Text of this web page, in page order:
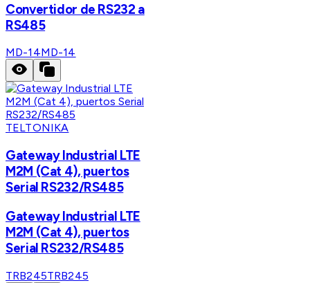
Convertidor de RS232 a
RS485
MD-14MD-14
TELTONIKA
Gateway Industrial LTE
M2M (Cat 4), puertos
Serial RS232/RS485
Gateway Industrial LTE
M2M (Cat 4), puertos
Serial RS232/RS485
TRB245TRB245